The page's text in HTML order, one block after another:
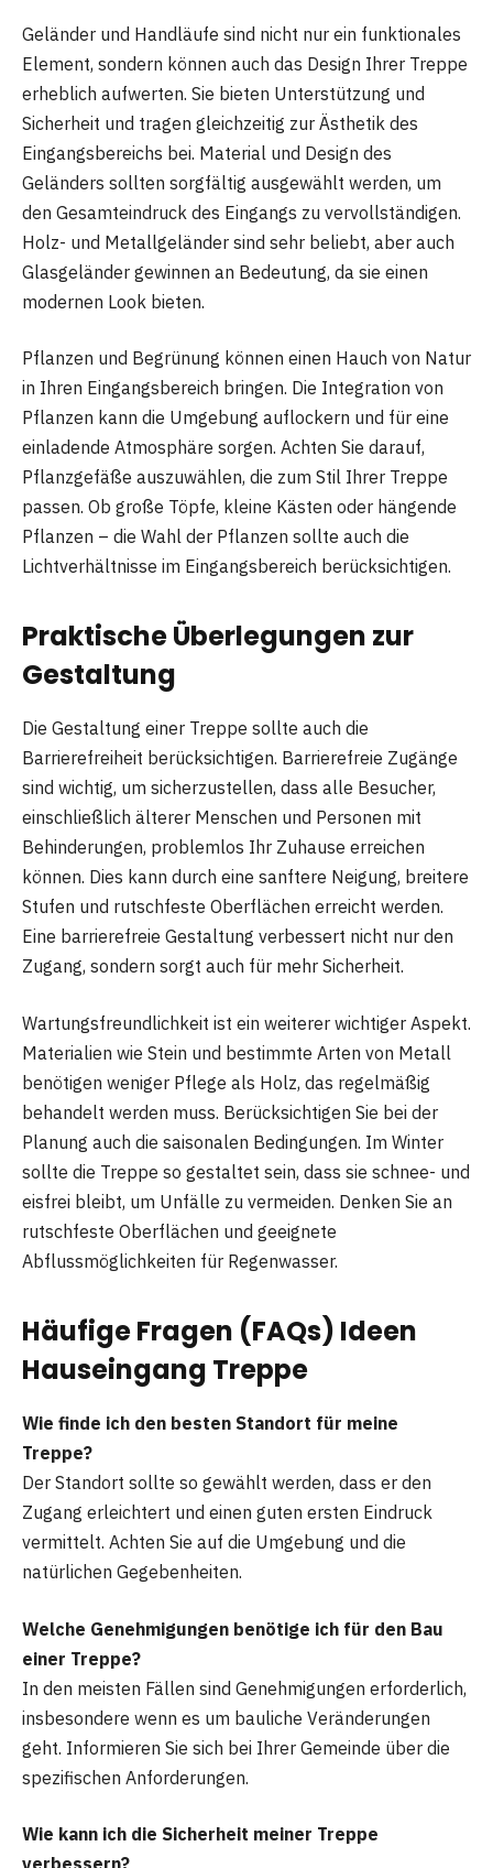
Geländer und Handläufe sind nicht nur ein funktionales
Element, sondern können auch das Design Ihrer Treppe
erheblich aufwerten. Sie bieten Unterstützung und
Sicherheit und tragen gleichzeitig zur Ästhetik des
Eingangsbereichs bei. Material und Design des
Geländers sollten sorgfältig ausgewählt werden, um
den Gesamteindruck des Eingangs zu vervollständigen.
Holz- und Metallgeländer sind sehr beliebt, aber auch
Glasgeländer gewinnen an Bedeutung, da sie einen
modernen Look bieten.
Pflanzen und Begrünung können einen Hauch von Natur
in Ihren Eingangsbereich bringen. Die Integration von
Pflanzen kann die Umgebung auflockern und für eine
einladende Atmosphäre sorgen. Achten Sie darauf,
Pflanzgefäße auszuwählen, die zum Stil Ihrer Treppe
passen. Ob große Töpfe, kleine Kästen oder hängende
Pflanzen – die Wahl der Pflanzen sollte auch die
Lichtverhältnisse im Eingangsbereich berücksichtigen.
Praktische Überlegungen zur
Gestaltung
Die Gestaltung einer Treppe sollte auch die
Barrierefreiheit berücksichtigen. Barrierefreie Zugänge
sind wichtig, um sicherzustellen, dass alle Besucher,
einschließlich älterer Menschen und Personen mit
Behinderungen, problemlos Ihr Zuhause erreichen
können. Dies kann durch eine sanftere Neigung, breitere
Stufen und rutschfeste Oberflächen erreicht werden.
Eine barrierefreie Gestaltung verbessert nicht nur den
Zugang, sondern sorgt auch für mehr Sicherheit.
Wartungsfreundlichkeit ist ein weiterer wichtiger Aspekt.
Materialien wie Stein und bestimmte Arten von Metall
benötigen weniger Pflege als Holz, das regelmäßig
behandelt werden muss. Berücksichtigen Sie bei der
Planung auch die saisonalen Bedingungen. Im Winter
sollte die Treppe so gestaltet sein, dass sie schnee- und
eisfrei bleibt, um Unfälle zu vermeiden. Denken Sie an
rutschfeste Oberflächen und geeignete
Abflussmöglichkeiten für Regenwasser.
Häufige Fragen (FAQs) Ideen
Hauseingang Treppe
Wie finde ich den besten Standort für meine
Treppe?
Der Standort sollte so gewählt werden, dass er den
Zugang erleichtert und einen guten ersten Eindruck
vermittelt. Achten Sie auf die Umgebung und die
natürlichen Gegebenheiten.
Welche Genehmigungen benötige ich für den Bau
einer Treppe?
In den meisten Fällen sind Genehmigungen erforderlich,
insbesondere wenn es um bauliche Veränderungen
geht. Informieren Sie sich bei Ihrer Gemeinde über die
spezifischen Anforderungen.
Wie kann ich die Sicherheit meiner Treppe